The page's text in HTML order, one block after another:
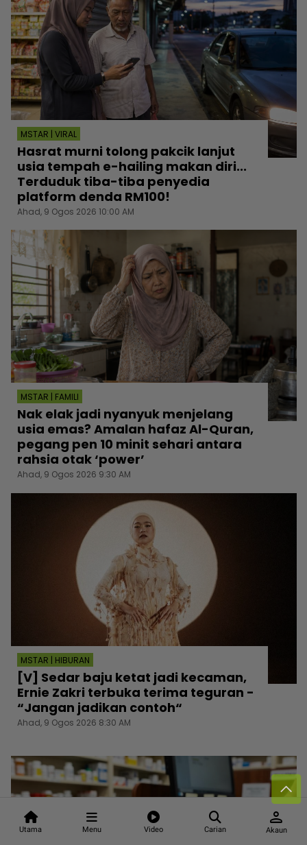
Utama Menu Video Carian
person
Akaun
MSTAR | VIRAL
Hasrat murni tolong pakcik lanjut
usia tempah e-hailing makan diri...
Terduduk tiba-tiba penyedia
platform denda RM100!
Ahad, 9 Ogos 2026 10:00 AM
MSTAR | FAMILI
Nak elak jadi nyanyuk menjelang
usia emas? Amalan hafaz Al-Quran,
pegang pen 10 minit sehari antara
rahsia otak ‘power’
Ahad, 9 Ogos 2026 9:30 AM
MSTAR | HIBURAN
[V] Sedar baju ketat jadi kecaman,
Ernie Zakri terbuka terima teguran -
“Jangan jadikan contoh“
Ahad, 9 Ogos 2026 8:30 AM